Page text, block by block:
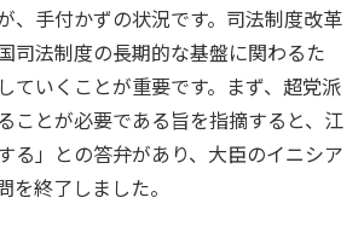
、手付かずの状況です。司法制度改革
司法制度の長期的な基盤に関わるた
ていくことが重要です。まず、超党派
ことが必要である旨を指摘すると、江
る」との答弁があり、大臣のイニシア
を終了しました。